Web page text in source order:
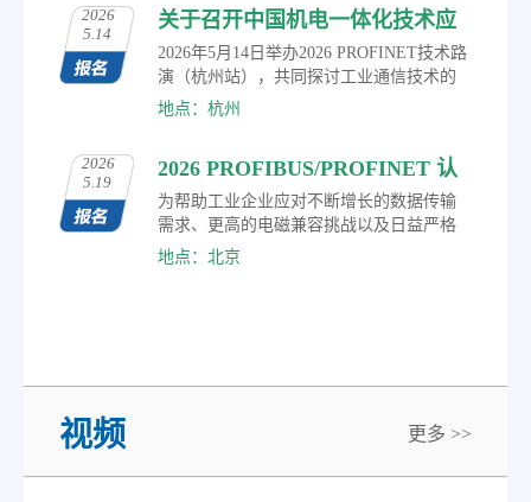
位连接的关键问题。
2026
5.14
关于召开中国机电一体化技术应
用协会现场总线专业委员会 2026
PROFINET技术路演（杭州站）
的通知
2026年5月14日举办2026 PROFINET技术路
演（杭州站），共同探讨工业通信技术的
最新进展、应用实践及未来趋势。
地点：杭州
2026
5.19
2026 PROFIBUS/PROFINET 认
证工程师技术培训报名
为帮助工业企业应对不断增长的数据传输
需求、更高的电磁兼容挑战以及日益严格
的网络安全要求，盈速工业通讯技术（北
地点：北京
视频 更多 >>